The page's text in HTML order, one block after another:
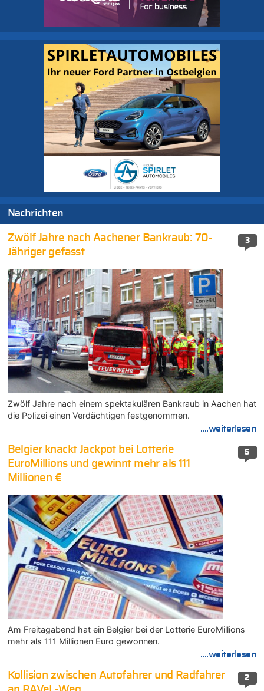
Nachrichten
3
Zwölf Jahre nach Aachener Bankraub: 70-
Jähriger gefasst
Zwölf Jahre nach einem spektakulären Bankraub in Aachen hat
die Polizei einen Verdächtigen festgenommen.
....weiterlesen
5
Belgier knackt Jackpot bei Lotterie
EuroMillions und gewinnt mehr als 111
Millionen €
Am Freitagabend hat ein Belgier bei der Lotterie EuroMillions
mehr als 111 Millionen Euro gewonnen.
....weiterlesen
2
Kollision zwischen Autofahrer und Radfahrer